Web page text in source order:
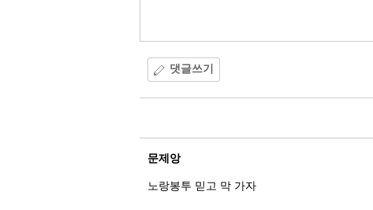
댓글쓰기
글
문제앙
노랑봉투 믿고 막 가자